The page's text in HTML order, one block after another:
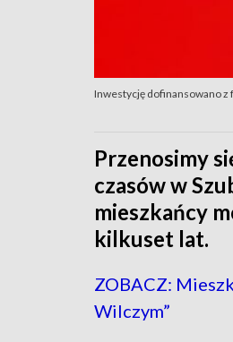
Inwestycję dofinansowano z
Przenosimy
czasów w
mieszkańcy
kilkuset lat.
ZOBACZ:
Wilczym”